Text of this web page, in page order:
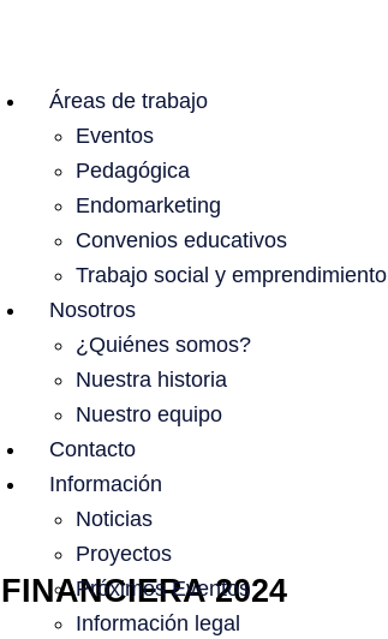
Áreas de trabajo
Eventos
Pedagógica
Endomarketing
Convenios educativos
Trabajo social y emprendimiento
Nosotros
¿Quiénes somos?
Nuestra historia
Nuestro equipo
Contacto
Información
Noticias
Proyectos
Próximos Eventos
Información legal
2024